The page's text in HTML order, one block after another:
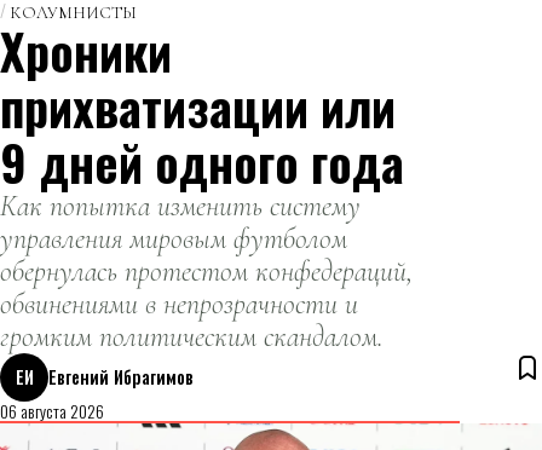
КОЛУМНИСТЫ
Хроники
прихватизации или
9 дней одного года
Как попытка изменить систему
управления мировым футболом
обернулась протестом конфедераций,
обвинениями в непрозрачности и
громким политическим скандалом.
ЕИ
Евгений Ибрагимов
06 августа 2026